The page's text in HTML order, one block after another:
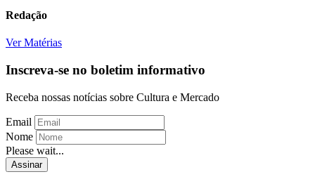
Redação
Ver Matérias
Inscreva-se no boletim informativo
Receba nossas notícias sobre Cultura e Mercado
Email
Nome
Please wait...
Assinar